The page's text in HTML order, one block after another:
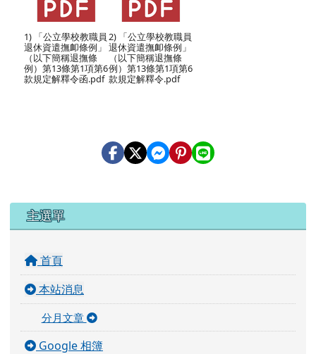
1) 「公立學校教職員
退休資遣撫卹條例」
（以下簡稱退撫條
例）第13條第1項第6
款規定解釋令函.pdf
2) 「公立學校教職員
退休資遣撫卹條例」
（以下簡稱退撫條
例）第13條第1項第6
款規定解釋令.pdf
左邊區域內容
主選單
首頁
本站消息
分月文章
Google 相簿